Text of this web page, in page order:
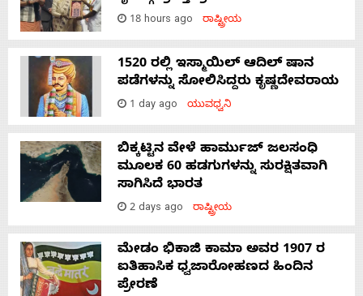
18 hours ago ರಾಷ್ಟ್ರೀಯ
1520 ರಲ್ಲಿ ಇಸ್ಮಾಯಿಲ್ ಆದಿಲ್ ಷಾನ
ಪಡೆಗಳನ್ನು ಸೋಲಿಸಿದ್ದರು ಕೃಷ್ಣದೇವರಾಯ
1 day ago ಯುವಧ್ವನಿ
ಬಿಕ್ಕಟ್ಟಿನ ವೇಳೆ ಹಾರ್ಮುಜ್ ಜಲಸಂಧಿ
ಮೂಲಕ 60 ಹಡಗುಗಳನ್ನು ಸುರಕ್ಷಿತವಾಗಿ
ಸಾಗಿಸಿದೆ ಭಾರತ
2 days ago ರಾಷ್ಟ್ರೀಯ
ಮೇಡಂ ಭಿಕಾಜಿ ಕಾಮಾ ಅವರ 1907 ರ
ಐತಿಹಾಸಿಕ ಧ್ವಜಾರೋಹಣದ ಹಿಂದಿನ
ಪ್ರೇರಣೆ